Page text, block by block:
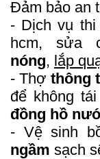
Đảm bảo an
- Dịch vụ
hcm, sửa
nóng, lắp
- Thợ thông
để không
đồng hồ
- Vệ sinh
ngầm sạch